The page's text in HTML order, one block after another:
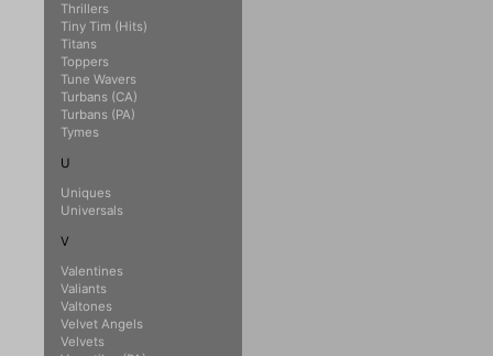
Thrillers
Tiny Tim (Hits)
Titans
Toppers
Tune Wavers
Turbans (CA)
Turbans (PA)
Tymes
U
Uniques
Universals
V
Valentines
Valiants
Valtones
Velvet Angels
Velvets